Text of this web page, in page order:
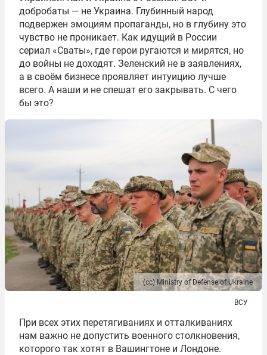
добробаты — не Украина. Глубинный народ
подвержен эмоциям пропаганды, но в глубину это
чувство не проникает. Как идущий в России
сериал «Сваты», где герои ругаются и мирятся, но
до войны не доходят. Зеленский не в заявлениях,
а в своём бизнесе проявляет интуицию лучше
всего. А наши и не спешат его закрывать. С чего
бы это?
(сс) Ministry of Defense of Ukraine
ВСУ
При всех этих перетягиваниях и отталкиваниях
нам важно не допустить военного столкновения,
которого так хотят в Вашингтоне и Лондоне.